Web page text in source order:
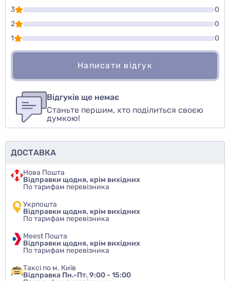
3
0
2
0
1
0
Написати відгук
авторизуйтесьили войдите
Оцінити товар
Відгуків ще немає
Станьте першим, хто поділиться своєю
думкою!
ДОСТАВКА
Нова Пошта
Відправки щодня, крім вихідних
По тарифам перевізника
Укрпошта
Відправки щодня, крім вихідних
По тарифам перевізника
Meest Пошта
Відправки щодня, крім вихідних
По тарифам перевізника
Таксі по м. Київ
Відправка Пн.-Пт. 9:00 - 15:00